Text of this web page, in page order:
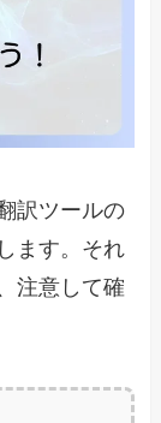
訳ツールの
ます。それ
注意して確